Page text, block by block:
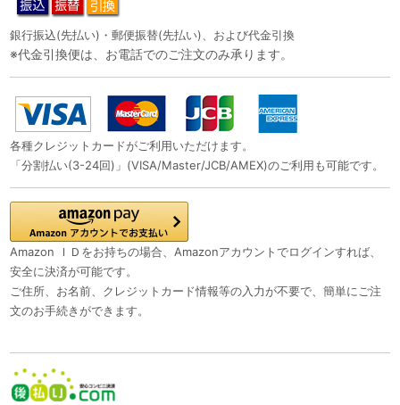
銀行振込(先払い)・郵便振替(先払い)、および代金引換
※代金引換便は、お電話でのご注文のみ承ります。
各種クレジットカードがご利用いただけます。
「分割払い(3-24回)」(VISA/Master/JCB/AMEX)のご利用も可能です。
Amazon ＩＤをお持ちの場合、Amazonアカウントでログインすれば、
安全に決済が可能です。
ご住所、お名前、クレジットカード情報等の入力が不要で、簡単にご注
文のお手続きができます。